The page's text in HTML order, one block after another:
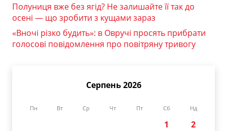
Полуниця вже без ягід? Не залишайте її так до
осені — що зробити з кущами зараз
«Вночі різко будить»: в Овручі просять прибрати
голосові повідомлення про повітряну тривогу
Серпень 2026
Пн Вт Ср Чт Пт Сб Нд
1
2